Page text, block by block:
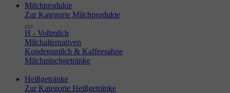
Milchprodukte
Zur Kategorie Milchprodukte
H - Vollmilch
Milchalternativen
Kondensmilch & Kaffeesahne
Milchmischgetränke
Heißgetränke
Zur Kategorie Heißgetränke